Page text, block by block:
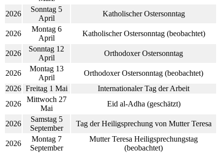
2026
Sonntag 5
April
Katholischer Ostersonntag
2026
Montag 6
April
Katholischer Ostersonntag (beobachtet)
2026
Sonntag 12
April
Orthodoxer Ostersonntag
2026
Montag 13
April
Orthodoxer Ostersonntag (beobachtet)
2026 Freitag 1 Mai
Internationaler Tag der Arbeit
2026
Mittwoch 27
Mai
Eid al-Adha (geschätzt)
2026
Samstag 5
September
Tag der Heiligsprechung von Mutter Teresa
2026
Montag 7
September
Mutter Teresa Heiligsprechungstag
(beobachtet)